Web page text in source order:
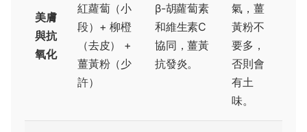
美膚
與抗
氧化
紅蘿蔔（小
段）+ 柳橙
（去皮） +
薑黃粉（少
許）
β-胡蘿蔔素
和維生素C
協同，薑黃
抗發炎。
氣，薑
黃粉不
要多，
否則會
有土
味。